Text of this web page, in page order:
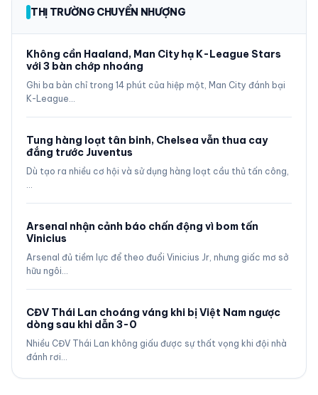
THỊ TRƯỜNG CHUYỂN NHƯỢNG
Không cần Haaland, Man City hạ K-League Stars
với 3 bàn chớp nhoáng
Ghi ba bàn chỉ trong 14 phút của hiệp một, Man City đánh bại
K-League…
Tung hàng loạt tân binh, Chelsea vẫn thua cay
đắng trước Juventus
Dù tạo ra nhiều cơ hội và sử dụng hàng loạt cầu thủ tấn công,
Arsenal nhận cảnh báo chấn động vì bom tấn
Vinicius
Arsenal đủ tiềm lực để theo đuổi Vinicius Jr, nhưng giấc mơ sở
hữu ngôi…
CĐV Thái Lan choáng váng khi bị Việt Nam ngược
dòng sau khi dẫn 3-0
Nhiều CĐV Thái Lan không giấu được sự thất vọng khi đội nhà
đánh rơi…